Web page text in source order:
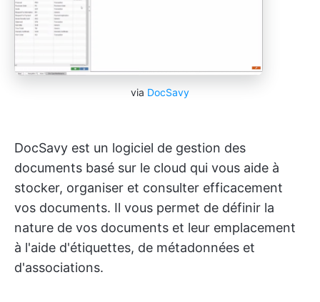
via DocSavy
DocSavy est un logiciel de gestion des
documents basé sur le cloud qui vous aide à
stocker, organiser et consulter efficacement
vos documents. Il vous permet de définir la
nature de vos documents et leur emplacement
à l'aide d'étiquettes, de métadonnées et
d'associations.